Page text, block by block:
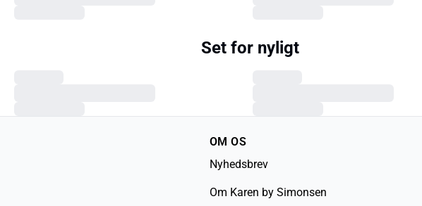
Set for nyligt
OM OS
Nyhedsbrev
Om Karen by Simonsen